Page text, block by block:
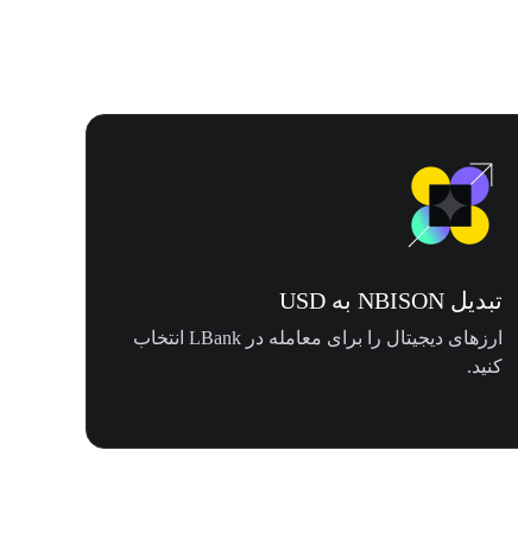
تبدیل NBISON به USD
ارزهای دیجیتال را برای معامله در LBank انتخاب
کنید.